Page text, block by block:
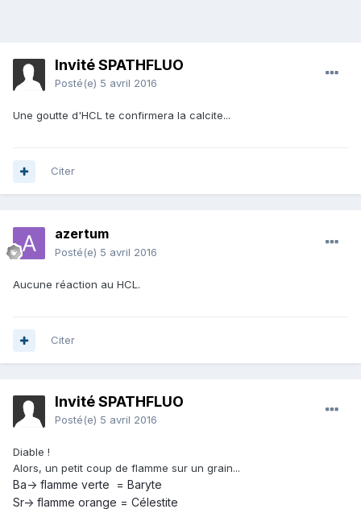
Invité SPATHFLUO
Posté(e) 5 avril 2016
Une goutte d'HCL te confirmera la calcite...
Citer
azertum
Posté(e) 5 avril 2016
Aucune réaction au HCL.
Citer
Invité SPATHFLUO
Posté(e) 5 avril 2016
Diable !
Alors, un petit coup de flamme sur un grain...
Ba-> flamme verte = Baryte
Sr-> flamme orange = Célestite